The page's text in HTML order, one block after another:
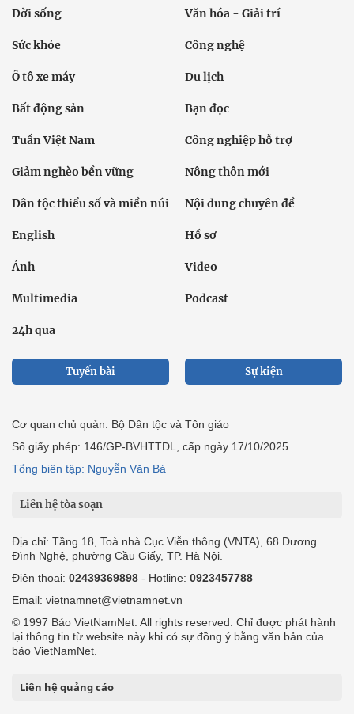
Đời sống Văn hóa - Giải trí
Sức khỏe Công nghệ
Ô tô xe máy Du lịch
Bất động sản Bạn đọc
Tuần Việt Nam Công nghiệp hỗ trợ
Giảm nghèo bền vững Nông thôn mới
Dân tộc thiểu số và miền núi Nội dung chuyên đề
English Hồ sơ
Ảnh Video
Multimedia Podcast
24h qua
Tuyến bài Sự kiện
Cơ quan chủ quản: Bộ Dân tộc và Tôn giáo
Số giấy phép: 146/GP-BVHTTDL, cấp ngày 17/10/2025
Tổng biên tập: Nguyễn Văn Bá
Liên hệ tòa soạn
Địa chỉ: Tầng 18, Toà nhà Cục Viễn thông (VNTA), 68 Dương
Đình Nghệ, phường Cầu Giấy, TP. Hà Nội.
Điện thoại: 02439369898 - Hotline: 0923457788
Email: vietnamnet@vietnamnet.vn
© 1997 Báo VietNamNet. All rights reserved. Chỉ được phát hành
lại thông tin từ website này khi có sự đồng ý bằng văn bản của
báo VietNamNet.
Liên hệ quảng cáo